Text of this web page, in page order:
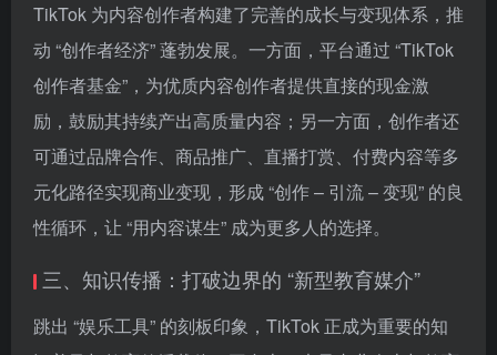
TikTok 为内容创作者构建了完善的成长与变现体系，推
动 “创作者经济” 蓬勃发展。一方面，平台通过 “TikTok
创作者基金”，为优质内容创作者提供直接的现金激
励，鼓励其持续产出高质量内容；另一方面，创作者还
可通过品牌合作、商品推广、直播打赏、付费内容等多
元化路径实现商业变现，形成 “创作 – 引流 – 变现” 的良
性循环，让 “用内容谋生” 成为更多人的选择。
三、知识传播：打破边界的 “新型教育媒介”
跳出 “娱乐工具” 的刻板印象，TikTok 正成为重要的知